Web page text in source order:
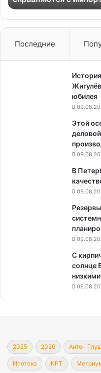
Последние
юбилея
Этой
В
С
солнце
2025 2026 Антон
Ипотека КРТ